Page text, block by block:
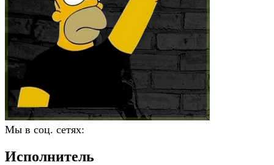
Мы в соц. сетях:
Исполнитель